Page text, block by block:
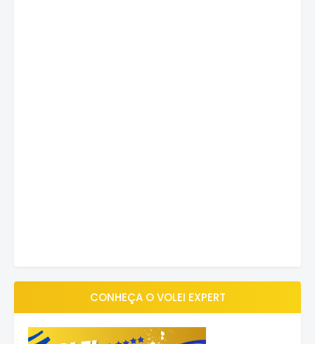
CONHEÇA O VOLEI EXPERT